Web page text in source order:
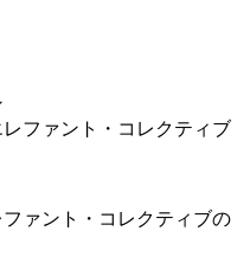
ァント・コレクティブの